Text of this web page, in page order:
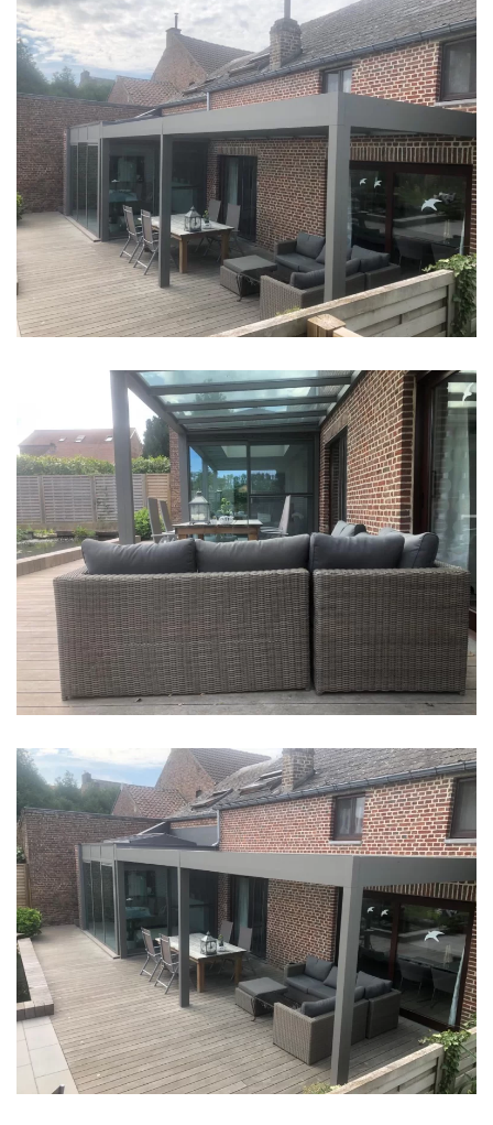
klik voor slideshow
klik voor slideshow
klik voor slideshow